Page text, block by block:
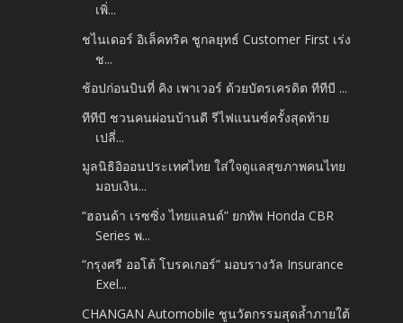
เพิ่...
ชไนเดอร์ อิเล็คทริค ชูกลยุทธ์ Customer First เร่ง
ช...
ช้อปก่อนบินที่ คิง เพาเวอร์ ด้วยบัตรเครดิต ทีทีบี ...
ทีทีบี ชวนคนผ่อนบ้านดี รีไฟแนนซ์ครั้งสุดท้าย
เปลี่...
มูลนิธิอิออนประเทศไทย ใส่ใจดูแลสุขภาพคนไทย
มอบเงิน...
“ฮอนด้า เรซซิ่ง ไทยแลนด์” ยกทัพ Honda CBR
Series พ...
“กรุงศรี ออโต้ โบรคเกอร์” มอบรางวัล Insurance
Exel...
CHANGAN Automobile ชูนวัตกรรมสุดล้ำภายใต้